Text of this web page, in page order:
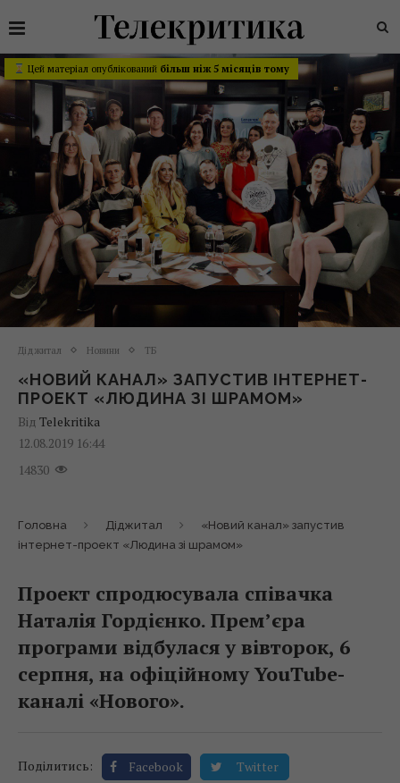
Цей матеріал опублікований більш ніж 5 місяців тому
Діджитал Новини ТБ
«НОВИЙ КАНАЛ» ЗАПУСТИВ ІНТЕРНЕТ-
ПРОЕКТ «ЛЮДИНА ЗІ ШРАМОМ»
Від Telekritika
12.08.2019 16:44
14830
Головна Діджитал
«Новий канал» запустив
інтернет-проект «Людина зі шрамом»
Проект спродюсувала співачка
Наталія Гордієнко. Прем’єра
програми відбулася у вівторок, 6
серпня, на офіційному YouTube-
каналі «Нового».
Поділитись: Facebook Twitter